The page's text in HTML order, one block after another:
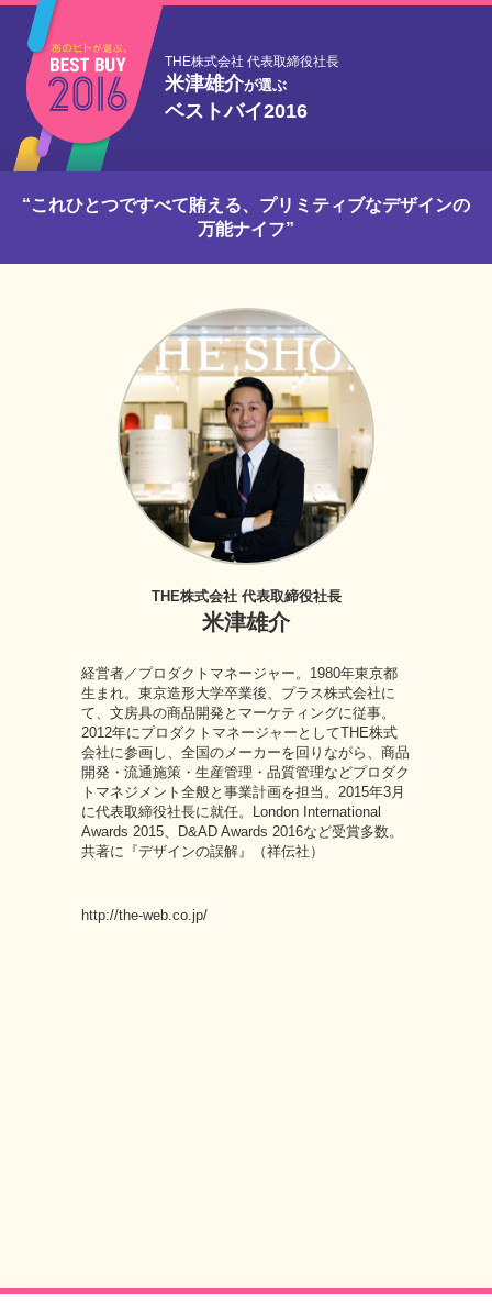
THE株式会社 代表取締役社長
米津雄介が選ぶ
ベストバイ2016
“これひとつですべて賄える、プリミティブなデザインの
万能ナイフ”
THE株式会社 代表取締役社長
米津雄介
経営者／プロダクトマネージャー。1980年東京都
生まれ。東京造形大学卒業後、プラス株式会社に
て、文房具の商品開発とマーケティングに従事。
2012年にプロダクトマネージャーとしてTHE株式
会社に参画し、全国のメーカーを回りながら、商品
開発・流通施策・生産管理・品質管理などプロダク
トマネジメント全般と事業計画を担当。2015年3月
に代表取締役社長に就任。London International
Awards 2015、D&AD Awards 2016など受賞多数。
共著に『デザインの誤解』（祥伝社）
http://the-web.co.jp/